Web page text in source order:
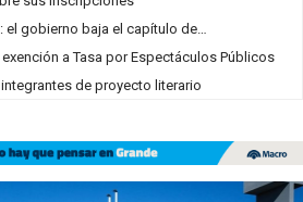
el gobierno baja el capítulo de…
a Tasa por Espectáculos Públicos
de proyecto literario